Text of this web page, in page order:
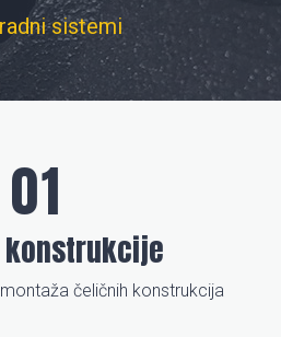
sistemi
konstrukcije
čeličnih konstrukcija